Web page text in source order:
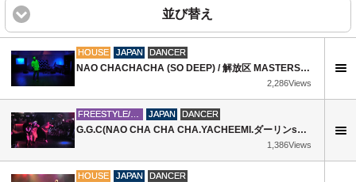
並び替え
HOUSE JAPAN DANCER
NAO CHACHACHA (SO DEEP) / 解放区 MASTERS SEASON1
2,286Views
JAPAN DANCER
G.G.C(NAO CHA CHA CHA.YACHEEMI.ダーリンsaeko) / Interlude 16/3/31
1,386Views
HOUSE JAPAN DANCER